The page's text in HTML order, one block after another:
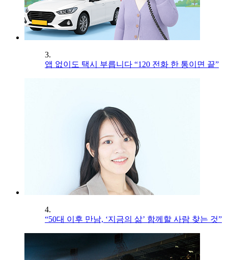
3.
앱 없이도 택시 부릅니다 “120 전화 한 통이면 끝”
4.
“50대 이후 만남, ‘지금의 삶’ 함께할 사람 찾는 것”